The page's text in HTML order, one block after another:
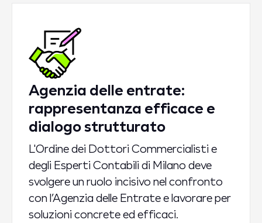
Agenzia delle entrate:
rappresentanza efficace e
dialogo strutturato
L'Ordine dei Dottori Commercialisti e
degli Esperti Contabili di Milano deve
svolgere un ruolo incisivo nel confronto
con l’Agenzia delle Entrate e lavorare per
soluzioni concrete ed efficaci.